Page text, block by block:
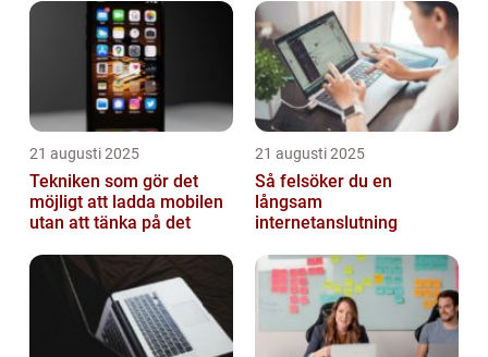
21 augusti 2025
Tekniken som gör det
möjligt att ladda mobilen
utan att tänka på det
21 augusti 2025
Så felsöker du en
långsam
internetanslutning